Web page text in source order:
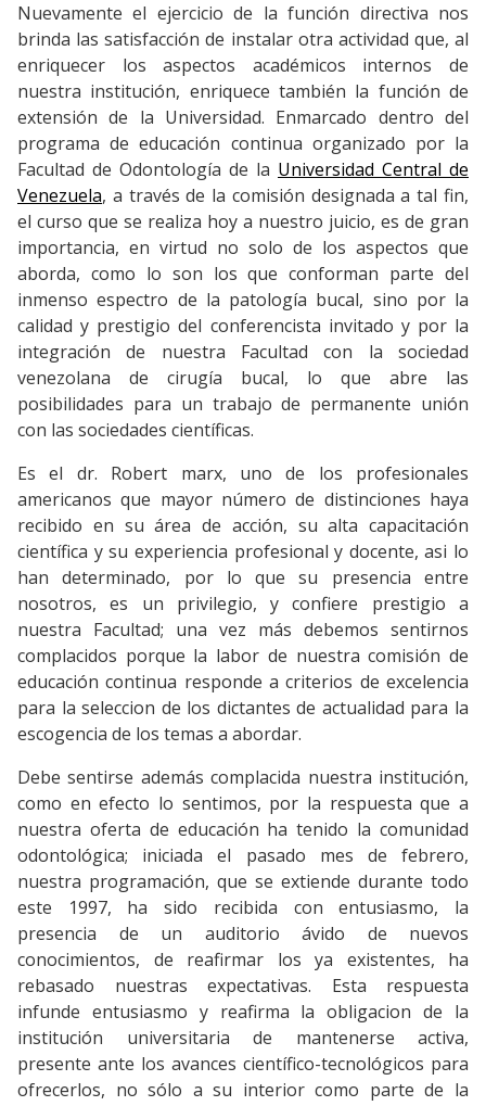
Nuevamente el ejercicio de la función directiva nos
brinda las satisfacción de instalar otra actividad que, al
enriquecer los aspectos académicos internos de
nuestra institución, enriquece también la función de
extensión de la Universidad. Enmarcado dentro del
programa de educación continua organizado por la
Facultad de Odontología de la Universidad Central de
Venezuela, a través de la comisión designada a tal fin,
el curso que se realiza hoy a nuestro juicio, es de gran
importancia, en virtud no solo de los aspectos que
aborda, como lo son los que conforman parte del
inmenso espectro de la patología bucal, sino por la
calidad y prestigio del conferencista invitado y por la
integración de nuestra Facultad con la sociedad
venezolana de cirugía bucal, lo que abre las
posibilidades para un trabajo de permanente unión
con las sociedades científicas.
Es el dr. Robert marx, uno de los profesionales
americanos que mayor número de distinciones haya
recibido en su área de acción, su alta capacitación
científica y su experiencia profesional y docente, asi lo
han determinado, por lo que su presencia entre
nosotros, es un privilegio, y confiere prestigio a
nuestra Facultad; una vez más debemos sentirnos
complacidos porque la labor de nuestra comisión de
educación continua responde a criterios de excelencia
para la seleccion de los dictantes de actualidad para la
escogencia de los temas a abordar.
Debe sentirse además complacida nuestra institución,
como en efecto lo sentimos, por la respuesta que a
nuestra oferta de educación ha tenido la comunidad
odontológica; iniciada el pasado mes de febrero,
nuestra programación, que se extiende durante todo
este 1997, ha sido recibida con entusiasmo, la
presencia de un auditorio ávido de nuevos
conocimientos, de reafirmar los ya existentes, ha
rebasado nuestras expectativas. Esta respuesta
infunde entusiasmo y reafirma la obligacion de la
institución universitaria de mantenerse activa,
presente ante los avances científico-tecnológicos para
ofrecerlos, no sólo a su interior como parte de la